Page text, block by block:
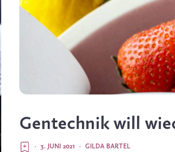
Gentechnik will
GILDA BARTEL
·
3. JUNI 2021
·